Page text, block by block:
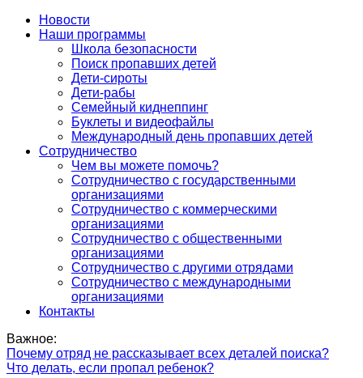
Новости
Наши программы
Школа безопасности
Поиск пропавших детей
Дети-сироты
Дети-рабы
Семейный киднеппинг
Буклеты и видеофайлы
Международный день пропавших детей
Сотрудничество
Чем вы можете помочь?
Сотрудничество с государственными
организациями
Сотрудничество с коммерческими
организациями
Сотрудничество с общественными
организациями
Сотрудничество с другими отрядами
Сотрудничество с международными
организациями
Контакты
Важное:
Почему отряд не рассказывает всех деталей поиска?
Что делать, если пропал ребенок?